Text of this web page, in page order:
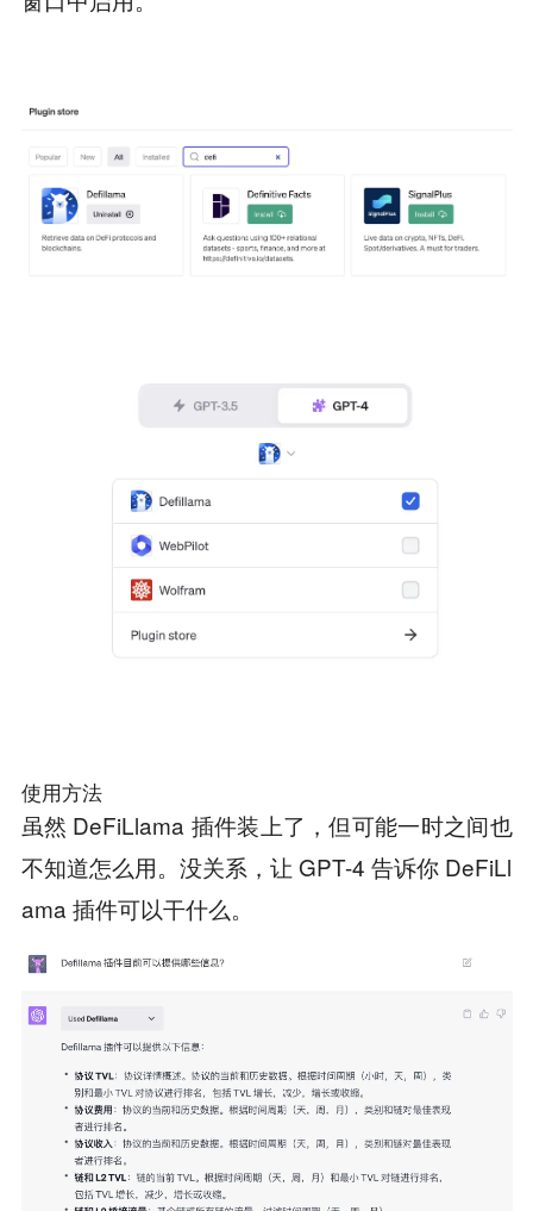
使用方法
虽然 DeFiLlama 插件装上了，但可能一时之间也
不知道怎么用。没关系，让 GPT-4 告诉你 DeFiLl
ama 插件可以干什么。